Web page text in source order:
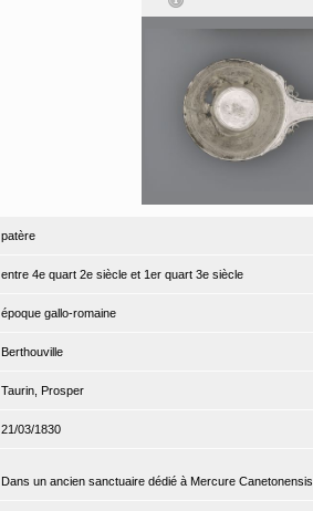
patère
entre 4e quart 2e siècle et 1er quart 3e siècle
époque gallo-romaine
Berthouville
Taurin, Prosper
21/03/1830
Dans un ancien sanctuaire dédié à Mercure